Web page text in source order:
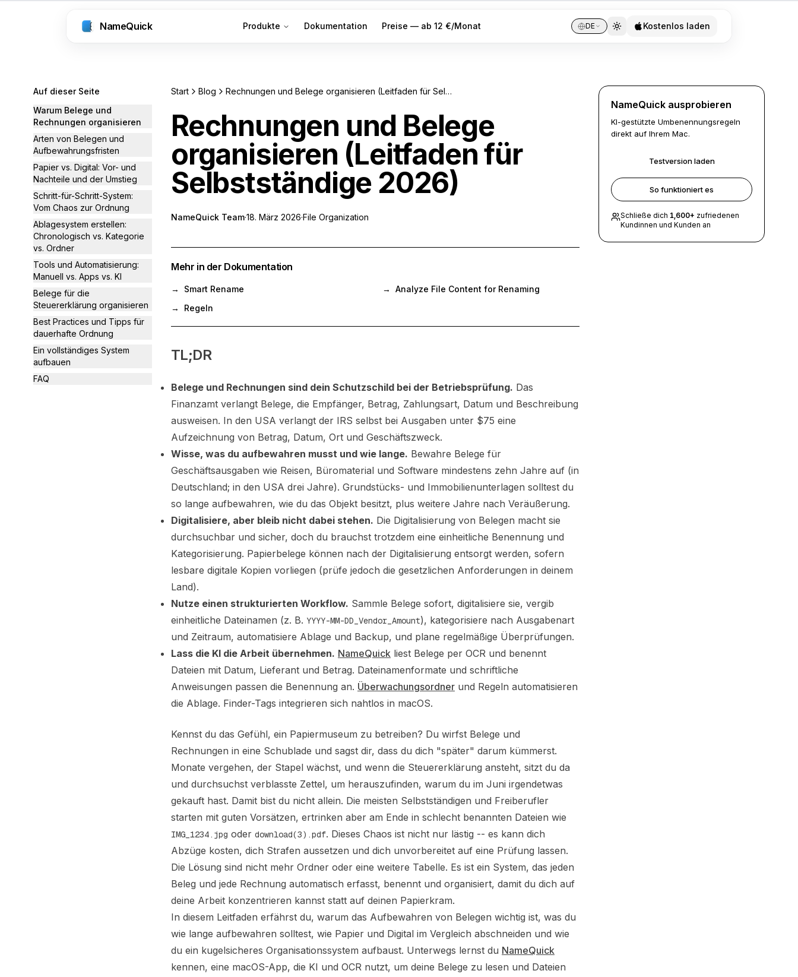
NameQuick Produkte Dokumentation Preise — ab 12 €/Monat DE Kostenlos laden
Auf dieser Seite
Warum Belege und
Rechnungen organisieren
Arten von Belegen und
Aufbewahrungsfristen
Papier vs. Digital: Vor- und
Nachteile und der Umstieg
Schritt-für-Schritt-System:
Vom Chaos zur Ordnung
Ablagesystem erstellen:
Chronologisch vs. Kategorie
vs. Ordner
Tools und Automatisierung:
Manuell vs. Apps vs. KI
Belege für die
Steuererklärung organisieren
Best Practices und Tipps für
dauerhafte Ordnung
Ein vollständiges System
aufbauen
FAQ
Start Blog Rechnungen und Belege organisieren (Leitfaden für Selbstständige 2026)
Rechnungen und Belege
organisieren (Leitfaden für
Selbstständige 2026)
NameQuick Team·18. März 2026·File Organization
Mehr in der Dokumentation
→ Smart Rename →
Analyze File Content for Renaming
→
Regeln
TL;DR
Belege und Rechnungen sind dein Schutzschild bei der Betriebsprüfung. Das
Finanzamt verlangt Belege, die Empfänger, Betrag, Zahlungsart, Datum und Beschreibung
ausweisen. In den USA verlangt der IRS selbst bei Ausgaben unter $75 eine
Aufzeichnung von Betrag, Datum, Ort und Geschäftszweck.
Wisse, was du aufbewahren musst und wie lange. Bewahre Belege für
Geschäftsausgaben wie Reisen, Büromaterial und Software mindestens zehn Jahre auf (in
Deutschland; in den USA drei Jahre). Grundstücks- und Immobilienunterlagen solltest du
so lange aufbewahren, wie du das Objekt besitzt, plus weitere Jahre nach Veräußerung.
Digitalisiere, aber bleib nicht dabei stehen. Die Digitalisierung von Belegen macht sie
durchsuchbar und sicher, doch du brauchst trotzdem eine einheitliche Benennung und
Kategorisierung. Papierbelege können nach der Digitalisierung entsorgt werden, sofern
lesbare digitale Kopien vorliegen (prüfe jedoch die gesetzlichen Anforderungen in deinem
Land).
Nutze einen strukturierten Workflow. Sammle Belege sofort, digitalisiere sie, vergib
einheitliche Dateinamen (z. B. YYYY-MM-DD_Vendor_Amount), kategorisiere nach Ausgabenart
und Zeitraum, automatisiere Ablage und Backup, und plane regelmäßige Überprüfungen.
Lass die KI die Arbeit übernehmen. NameQuick liest Belege per OCR und benennt
Dateien mit Datum, Lieferant und Betrag. Dateinamenformate und schriftliche
Anweisungen passen die Benennung an. Überwachungsordner und Regeln automatisieren
die Ablage. Finder-Tags integrieren sich nahtlos in macOS.
Kennst du das Gefühl, ein Papiermuseum zu betreiben? Du wirfst Belege und
Rechnungen in eine Schublade und sagst dir, dass du dich "später" darum kümmerst.
Monate vergehen, der Stapel wächst, und wenn die Steuererklärung ansteht, sitzt du da
und durchsuchst verblasste Zettel, um herauszufinden, warum du im Juni irgendetwas
gekauft hast. Damit bist du nicht allein. Die meisten Selbstständigen und Freiberufler
starten mit guten Vorsätzen, ertrinken aber am Ende in schlecht benannten Dateien wie
IMG_1234.jpg oder download(3).pdf. Dieses Chaos ist nicht nur lästig -- es kann dich
Abzüge kosten, dich Strafen aussetzen und dich unvorbereitet auf eine Prüfung lassen.
Die Lösung sind nicht mehr Ordner oder eine weitere Tabelle. Es ist ein System, das jeden
Beleg und jede Rechnung automatisch erfasst, benennt und organisiert, damit du dich auf
deine Arbeit konzentrieren kannst statt auf deinen Papierkram.
In diesem Leitfaden erfährst du, warum das Aufbewahren von Belegen wichtig ist, was du
wie lange aufbewahren solltest, wie Papier und Digital im Vergleich abschneiden und wie
du ein kugelsicheres Organisationssystem aufbaust. Unterwegs lernst du NameQuick
kennen, eine macOS-App, die KI und OCR nutzt, um deine Belege zu lesen und Dateien
NameQuick ausprobieren
KI-gestützte Umbenennungsregeln
direkt auf Ihrem Mac.
Testversion laden
So funktioniert es
Schließe dich 1,600+ zufriedenen
Kundinnen und Kunden an